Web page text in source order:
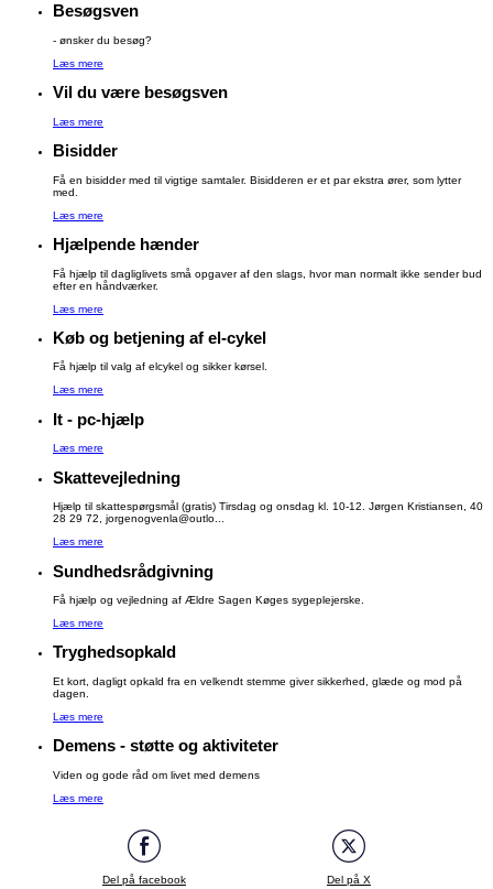
Besøgsven
- ønsker du besøg?
Læs mere
Vil du være besøgsven
Læs mere
Bisidder
Få en bisidder med til vigtige samtaler. Bisidderen er et par ekstra ører, som lytter
med.
Læs mere
Hjælpende hænder
Få hjælp til dagliglivets små opgaver af den slags, hvor man normalt ikke sender bud
efter en håndværker.
Læs mere
Køb og betjening af el-cykel
Få hjælp til valg af elcykel og sikker kørsel.
Læs mere
It - pc-hjælp
Læs mere
Skattevejledning
Hjælp til skattespørgsmål (gratis) Tirsdag og onsdag kl. 10-12. Jørgen Kristiansen, 40
28 29 72, jorgenogvenla@outlo...
Læs mere
Sundhedsrådgivning
Få hjælp og vejledning af Ældre Sagen Køges sygeplejerske.
Læs mere
Tryghedsopkald
Et kort, dagligt opkald fra en velkendt stemme giver sikkerhed, glæde og mod på
dagen.
Læs mere
Demens - støtte og aktiviteter
Viden og gode råd om livet med demens
Læs mere
Del på facebook Del på X